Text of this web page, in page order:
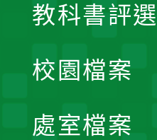
教科書評選
校園檔案
處室檔案